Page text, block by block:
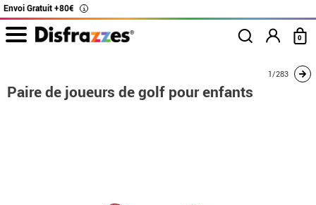
Envoi Gratuit +80€ i
0
Paire de joueurs de
1/283
Paire de joueurs de golf pour enfants